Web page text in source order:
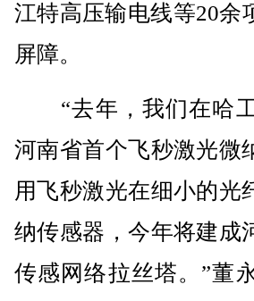
江特高压输电线等20余
屏障。
“去年，我们在哈工
河南省首个飞秒激光微
用飞秒激光在细小的光
纳传感器，今年将建成
传感网络拉丝塔。”董